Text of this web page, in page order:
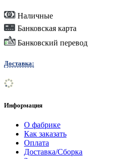
Наличные
Банковская карта
Банковский перевод
Доставка:
Информация
О фабрике
Как заказать
Оплата
Доставка/Сборка